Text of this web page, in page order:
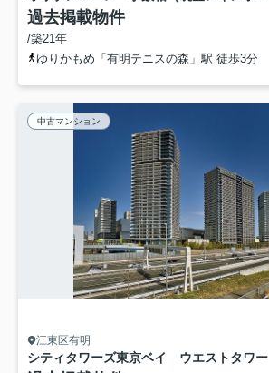
過去掲載物件
/築21年
ゆりかもめ「有明テニスの森」駅 徒歩3分
中古マンション
江東区有明
シティタワーズ東京ベイ ウエストタワー